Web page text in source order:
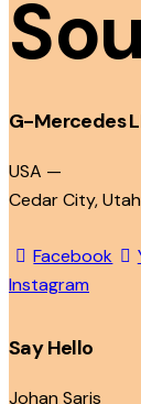
G-Mercedes
USA —
Cedar City, Utah
Facebook
Instagram
Say Hello
Johan Saris